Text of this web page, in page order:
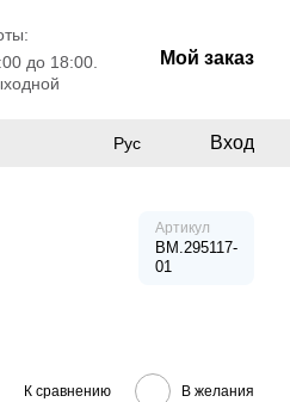
до 18:00.
Мой заказ
Рус Вход
Артикул
BM.295117-
01
К сравнению В желания